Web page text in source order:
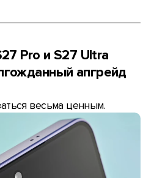
Pro и S27 Ultra
апгрейд
весьма ценным.